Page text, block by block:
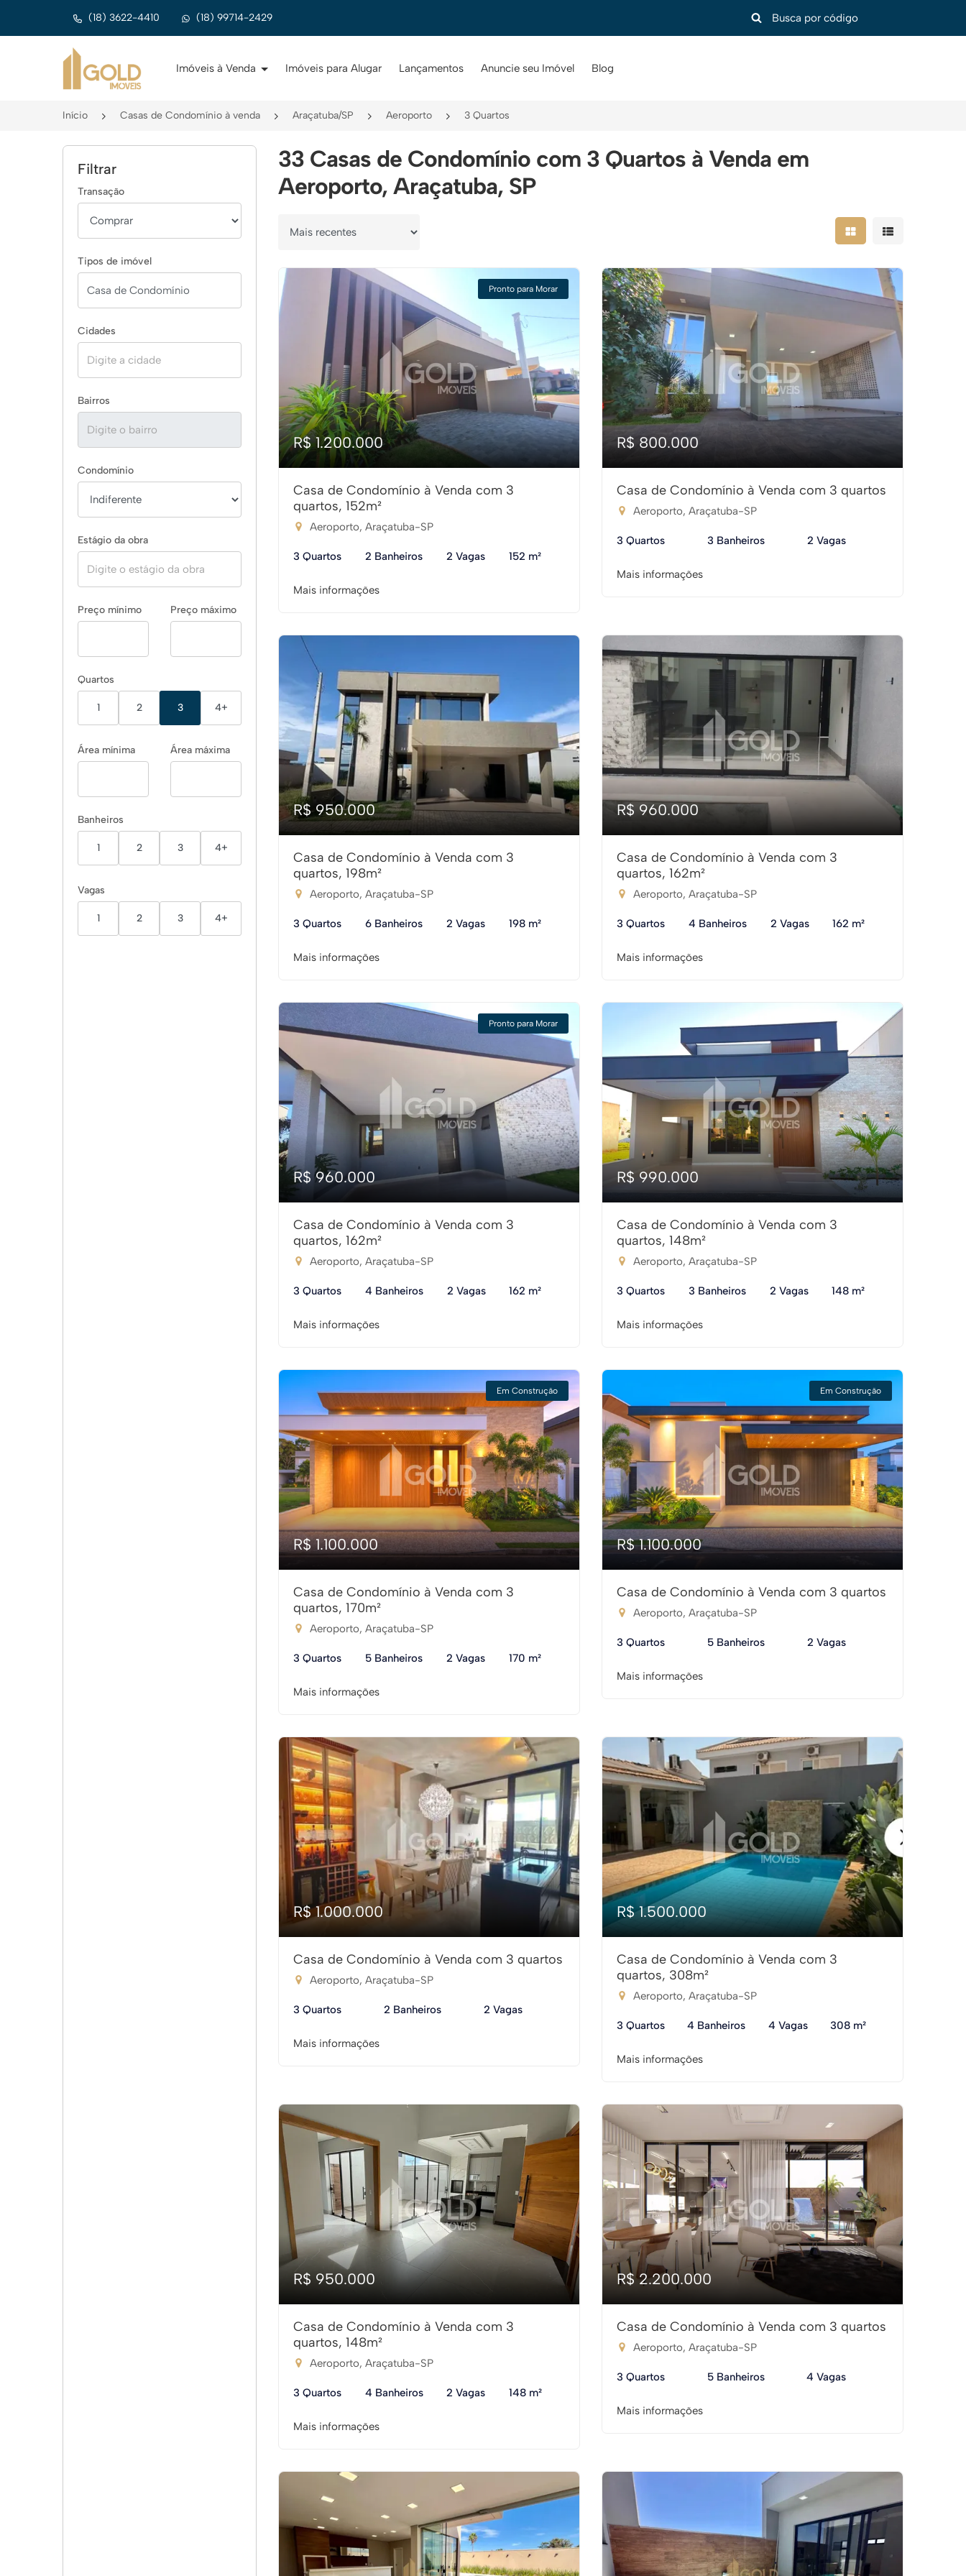
(18) 3622-4410 (18) 99714-2429
Página inicial
Imóveis à Venda Imóveis para Alugar Lançamentos Anuncie seu Imóvel Blog
Início Casas de Condomínio à venda Araçatuba/SP Aeroporto 3 Quartos
Filtrar
Transação
Tipos de imóvel
Cidades
Bairros
Condomínio
Estágio da obra
Preço mínimo Preço máximo
Quartos
1 2 3 4+
Área mínima Área máxima
Banheiros
1 2 3 4+
Vagas
1 2 3 4+
33 Casas de Condomínio com 3 Quartos à Venda em
Aeroporto, Araçatuba, SP
Ordenar por Mostrar resultados
Mostrar
Pronto para Morar
R$ 1.200.000
Casa de Condomínio à Venda com 3
quartos, 152m²
Aeroporto, Araçatuba-SP
3 Quartos 2 Banheiros 2 Vagas 152 m²
Mais informações
R$ 800.000
Casa de Condomínio à Venda com 3 quartos
Aeroporto, Araçatuba-SP
3 Quartos 3 Banheiros 2 Vagas
Mais informações
R$ 950.000
Casa de Condomínio à Venda com 3
quartos, 198m²
Aeroporto, Araçatuba-SP
3 Quartos 6 Banheiros 2 Vagas 198 m²
Mais informações
R$ 960.000
Casa de Condomínio à Venda com 3
quartos, 162m²
Aeroporto, Araçatuba-SP
3 Quartos 4 Banheiros 2 Vagas 162 m²
Mais informações
Pronto para Morar
R$ 960.000
Casa de Condomínio à Venda com 3
quartos, 162m²
Aeroporto, Araçatuba-SP
3 Quartos 4 Banheiros 2 Vagas 162 m²
Mais informações
R$ 990.000
Casa de Condomínio à Venda com 3
quartos, 148m²
Aeroporto, Araçatuba-SP
3 Quartos 3 Banheiros 2 Vagas 148 m²
Mais informações
Em Construção
R$ 1.100.000
Casa de Condomínio à Venda com 3
quartos, 170m²
Aeroporto, Araçatuba-SP
3 Quartos 5 Banheiros 2 Vagas 170 m²
Mais informações
Em Construção
R$ 1.100.000
Casa de Condomínio à Venda com 3 quartos
Aeroporto, Araçatuba-SP
3 Quartos 5 Banheiros 2 Vagas
Mais informações
R$ 1.000.000
Casa de Condomínio à Venda com 3 quartos
Aeroporto, Araçatuba-SP
3 Quartos 2 Banheiros 2 Vagas
Mais informações
R$ 1.500.000
Casa de Condomínio à Venda com 3
quartos, 308m²
Aeroporto, Araçatuba-SP
3 Quartos 4 Banheiros 4 Vagas 308 m²
Mais informações
R$ 950.000
Casa de Condomínio à Venda com 3
quartos, 148m²
Aeroporto, Araçatuba-SP
3 Quartos 4 Banheiros 2 Vagas 148 m²
Mais informações
R$ 2.200.000
Casa de Condomínio à Venda com 3 quartos
Aeroporto, Araçatuba-SP
3 Quartos 5 Banheiros 4 Vagas
Mais informações